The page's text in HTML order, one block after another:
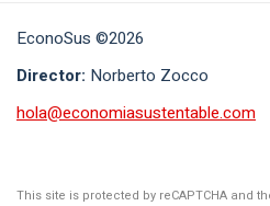
EconoSus ©2026
Director: Norberto Zocco
hola@economiasustentable.com
This site is protected by reCAPTCHA and